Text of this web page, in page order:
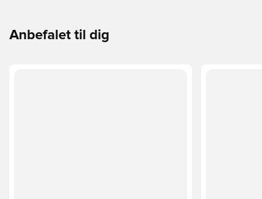
Anbefalet til dig